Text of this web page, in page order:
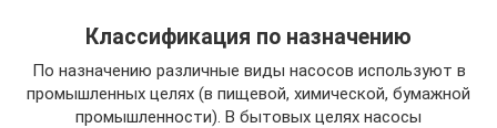
Классификация по назначению
По назначению различные виды насосов используют в
промышленных целях (в пищевой, химической, бумажной
промышленности). В бытовых целях насосы